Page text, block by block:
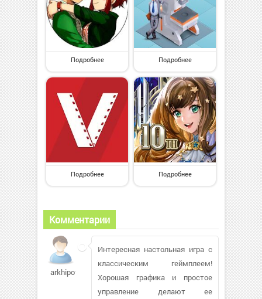
Подробнее Подробнее
Подробнее Подробнее
Комментарии
arkhipov77
Интересная настольная игра с
классическим геймплеем!
Хорошая графика и простое
управление делают ее